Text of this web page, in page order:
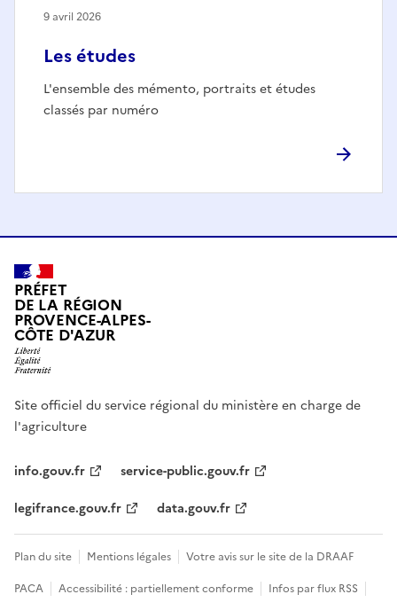
Les études
L'ensemble des mémento, portraits et études
classés par numéro
9 avril 2026
PRÉFET
DE LA RÉGION
PROVENCE-ALPES-
CÔTE D'AZUR
Site officiel du service régional du ministère en charge de
l'agriculture
info.gouv.fr
service-public.gouv.fr
legifrance.gouv.fr
data.gouv.fr
Plan du site Mentions légales
Votre avis sur le site de la DRAAF
PACA
Accessibilité : partiellement conforme
Infos par flux RSS